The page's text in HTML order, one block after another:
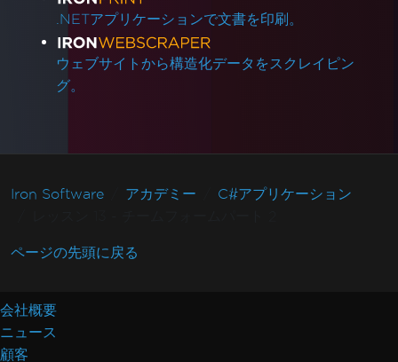
.NETアプリケーションで文書を印刷。
ウェブサイトから構造化データをスクレイピン
グ。
Iron Software アカデミー
C#アプリケーション
ページの先頭に戻る
会社概要
ニュース
顧客